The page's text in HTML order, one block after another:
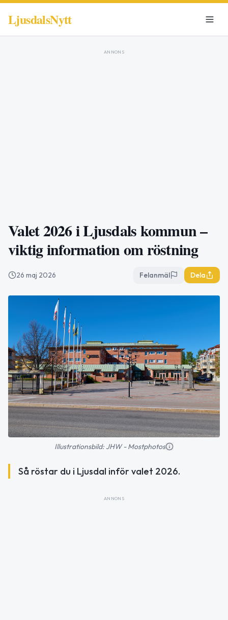
LjusdalsNytt
ANNONS
Valet 2026 i Ljusdals kommun –
viktig information om röstning
26 maj 2026 Felanmäl Dela
Illustrationsbild: JHW - Mostphotos
Så röstar du i Ljusdal inför valet 2026.
ANNONS